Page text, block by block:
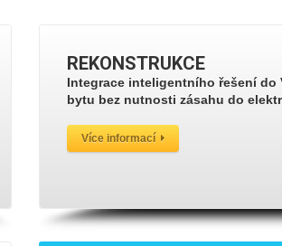
REKONSTRUKCE
Integrace inteligentního řešení do
bytu bez nutnosti zásahu do
Více informací